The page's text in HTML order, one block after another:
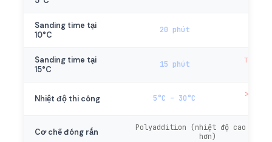
Sanding time tại
10°C
20 phút
Sanding time tại
15°C
15 phút
Tối ưu
Nhiệt độ thi công 5°C – 30°C
>15°C
Cơ chế đóng rắn
Polyaddition (nhiệt độ cao =
hơn)